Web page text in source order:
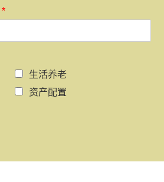
*
生活养老
资产配置